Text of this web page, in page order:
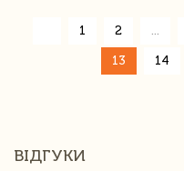
1 2
13 14
ВІДГУКИ